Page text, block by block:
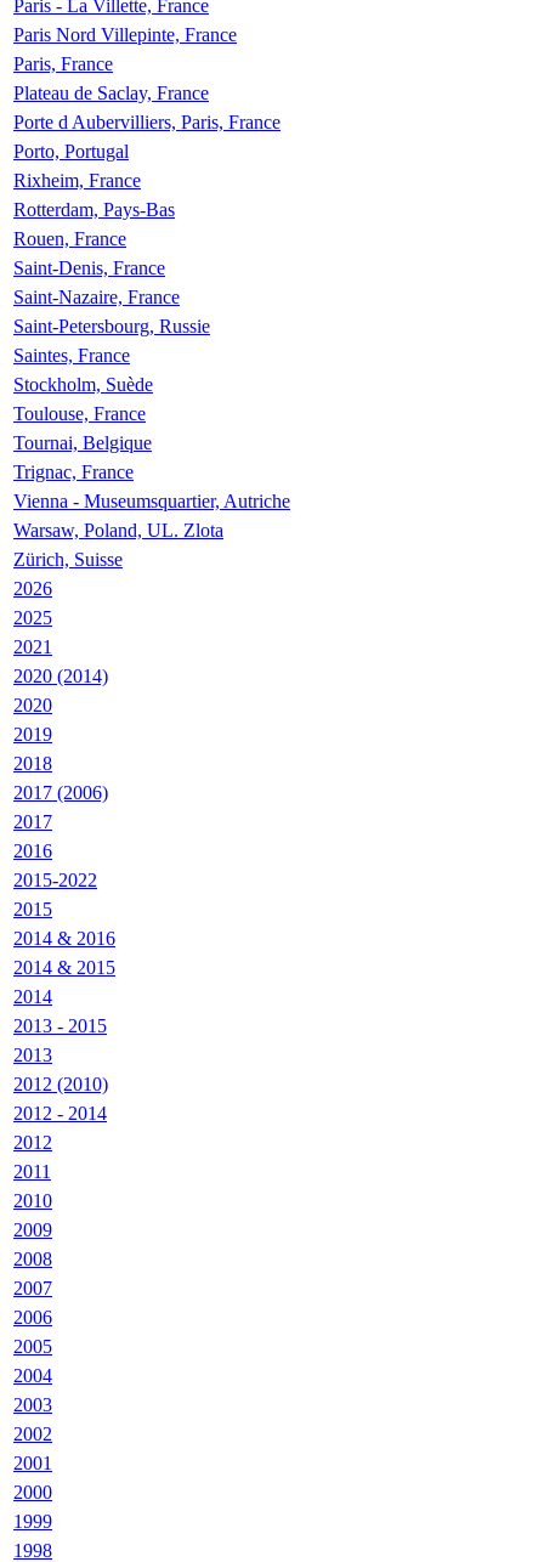
Paris - La Villette, France
Paris Nord Villepinte, France
Paris, France
Plateau de Saclay, France
Porte d Aubervilliers, Paris, France
Porto, Portugal
Rixheim, France
Rotterdam, Pays-Bas
Rouen, France
Saint-Denis, France
Saint-Nazaire, France
Saint-Petersbourg, Russie
Saintes, France
Stockholm, Suède
Toulouse, France
Tournai, Belgique
Trignac, France
Vienna - Museumsquartier, Autriche
Warsaw, Poland, UL. Zlota
Zürich, Suisse
2026
2025
2021
2020 (2014)
2020
2019
2018
2017 (2006)
2017
2016
2015-2022
2015
2014 & 2016
2014 & 2015
2014
2013 - 2015
2013
2012 (2010)
2012 - 2014
2012
2011
2010
2009
2008
2007
2006
2005
2004
2003
2002
2001
2000
1999
1998